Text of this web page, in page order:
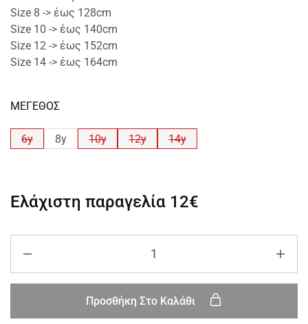
Size 8 -> έως 128cm
Size 10 -> έως 140cm
Size 12 -> έως 152cm
Size 14 -> έως 164cm
ΜΕΓΕΘΟΣ
6y 8y 10y 12y 14y
Ελάχιστη παραγελία 12€
Προσθήκη Στο Καλάθι